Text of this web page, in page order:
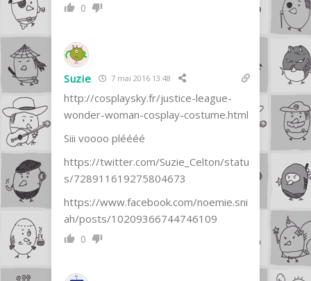
0
Suzie 7 mai 2016 13:48
http://cosplaysky.fr/justice-league-
wonder-woman-cosplay-costume.html
Siii voooo pléééé
https://twitter.com/Suzie_Celton/statu
s/728911619275804673
https://www.facebook.com/noemie.sni
ah/posts/10209366744746109
0